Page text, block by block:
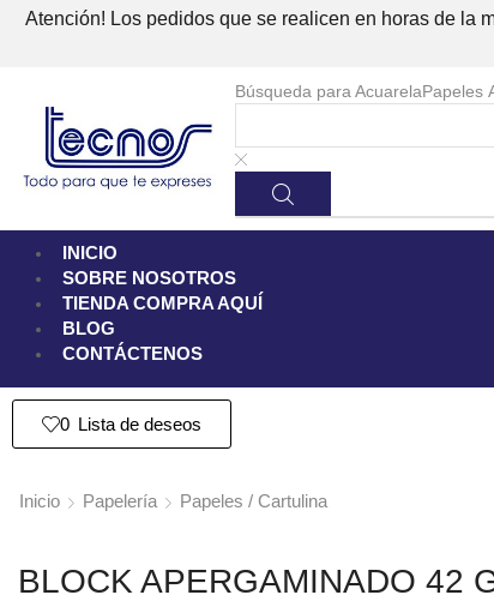
Atención! Los pedidos que se realicen en horas de la
Búsqueda para AcuarelaPapeles
INICIO
SOBRE NOSOTROS
TIENDA COMPRA AQUÍ
BLOG
CONTÁCTENOS
0 Lista de deseos
Inicio Papelería Papeles / Cartulina
BLOCK APERGAMINADO 42